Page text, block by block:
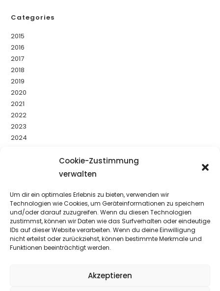
Cookie-Zustimmung
verwalten
Um dir ein optimales Erlebnis zu bieten, verwenden wir
Technologien wie Cookies, um Geräteinformationen zu speichern
und/oder darauf zuzugreifen. Wenn du diesen Technologien
zustimmst, können wir Daten wie das Surfverhalten oder eindeutige
IDs auf dieser Website verarbeiten. Wenn du deine Einwilligung
nicht erteilst oder zurückziehst, können bestimmte Merkmale und
Funktionen beeinträchtigt werden.
Akzeptieren
Categories
2015
2016
2017
2018
2019
2020
2021
2022
2023
2024
Uncategorized
YouTube
Facebook
Instagram